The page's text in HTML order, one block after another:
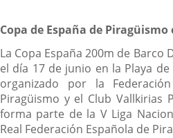
Copa de España de Piragüismo
La Copa España 200m de Barco
el día 17 de junio en la Playa
organizado por la
Piragüismo y el Club Vallkirias
forma parte de la V Liga
Real Federación Española de